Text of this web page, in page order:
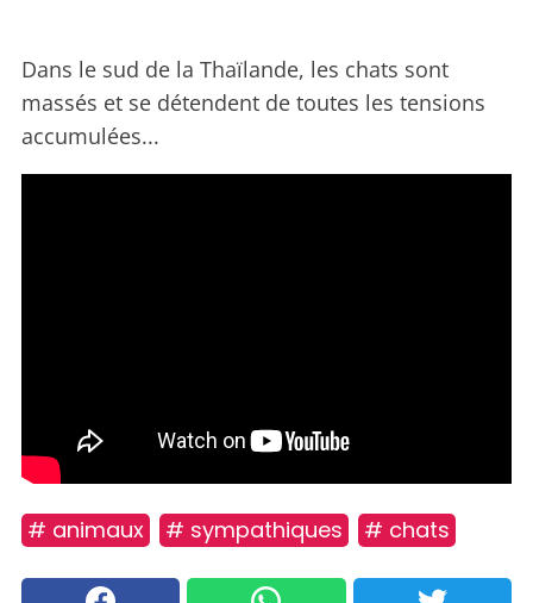
Dans le sud de la Thaïlande, les chats sont
massés et se détendent de toutes les tensions
accumulées...
# animaux # sympathiques # chats